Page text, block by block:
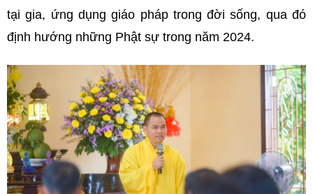
tại gia, ứng dụng giáo pháp trong đời sống, qua đó
định hướng những Phật sự trong năm 2024.